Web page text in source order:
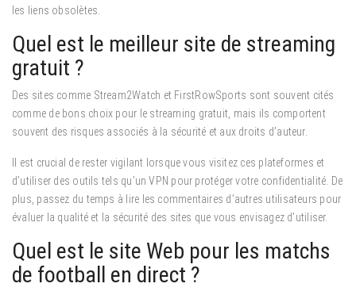
les liens obsolètes.
Quel est le meilleur site de streaming
gratuit ?
Des sites comme Stream2Watch et FirstRowSports sont souvent cités
comme de bons choix pour le streaming gratuit, mais ils comportent
souvent des risques associés à la sécurité et aux droits d’auteur.
Il est crucial de rester vigilant lorsque vous visitez ces plateformes et
d’utiliser des outils tels qu’un VPN pour protéger votre confidentialité. De
plus, passez du temps à lire les commentaires d’autres utilisateurs pour
évaluer la qualité et la sécurité des sites que vous envisagez d’utiliser.
Quel est le site Web pour les matchs
de football en direct ?